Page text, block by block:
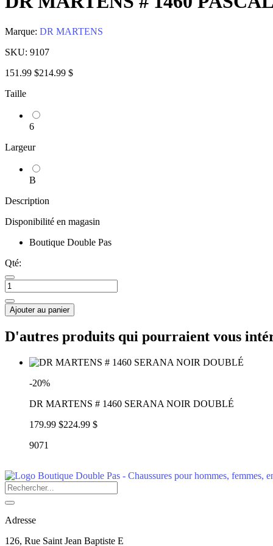
Marque: DR MARTENS
SKU: 9107
151.99 $214.99 $
Taille
6
Largeur
B
Description
Disponibilité en magasin
Boutique Double Pas
Qté:
Ajouter au panier
D'autres produits qui pourraient vous
-20%
DR MARTENS # 1460 SERANA NOIR DOUBLÉ
179.99 $224.99 $
9071
Adresse
126, Rue Saint Jean Baptiste E